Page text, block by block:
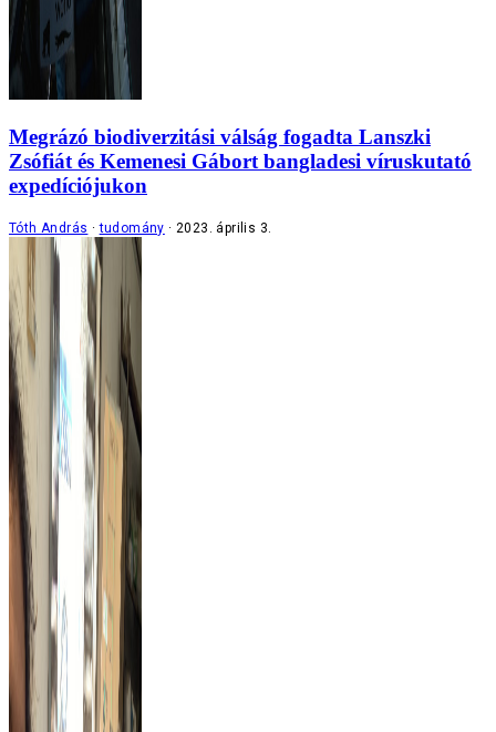
Megrázó biodiverzitási válság fogadta Lanszki
Zsófiát és Kemenesi Gábort bangladesi víruskutató
expedíciójukon
Tóth András tudomány 2023. április 3.